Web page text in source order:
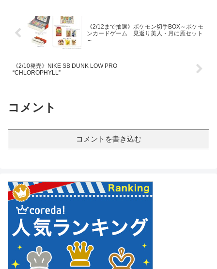
《2/12まで抽選》ポケモン切手BOX～ポケモ
ンカードゲーム 見返り美人・月に雁セット
～
《2/10発売》NIKE SB DUNK LOW PRO
“CHLOROPHYLL”
コメント
コメントを書き込む